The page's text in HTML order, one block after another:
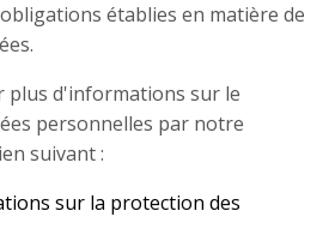
établies en matière de
plus d'informations sur le
personnelles par notre
suivant :
sur la protection des